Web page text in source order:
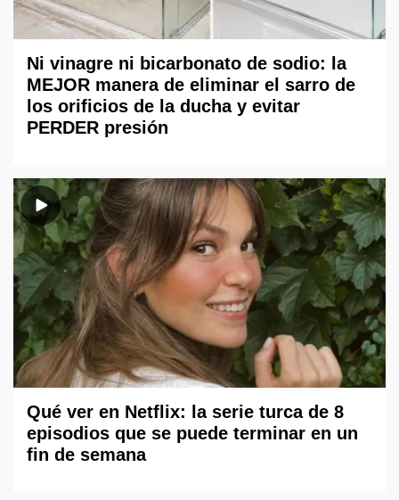
Ni vinagre ni bicarbonato de sodio: la
MEJOR manera de eliminar el sarro de
los orificios de la ducha y evitar
PERDER presión
Qué ver en Netflix: la serie turca de 8
episodios que se puede terminar en un
fin de semana